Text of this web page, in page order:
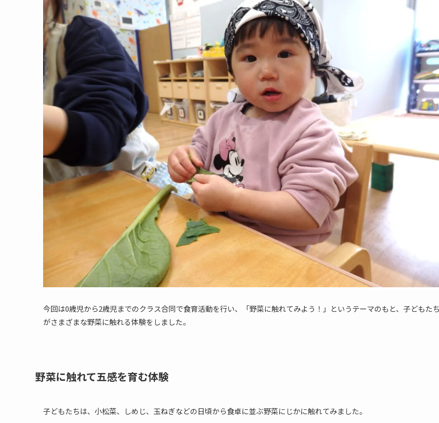
今回は0歳児から2歳児までのクラス合同で食育活動を行い、「野菜に触れてみよう！」というテーマのもと、子どもた
がさまざまな野菜に触れる体験をしました。
野菜に触れて五感を育む体験
子どもたちは、小松菜、しめじ、玉ねぎなどの日頃から食卓に並ぶ野菜にじかに触れてみました。